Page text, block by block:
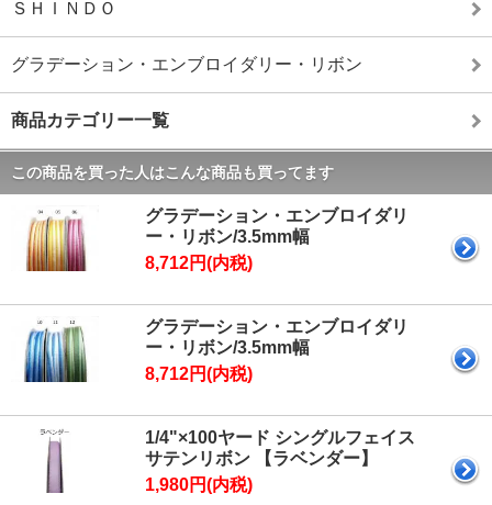
ＳＨＩＮＤＯ
グラデーション・エンブロイダリー・リボン
商品カテゴリー一覧
この商品を買った人はこんな商品も買ってます
グラデーション・エンブロイダリ
ー・リボン/3.5mm幅
8,712円(内税)
グラデーション・エンブロイダリ
ー・リボン/3.5mm幅
8,712円(内税)
1/4"×100ヤード シングルフェイス
サテンリボン 【ラベンダー】
1,980円(内税)